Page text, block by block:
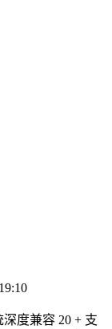
度兼容 20 + 支